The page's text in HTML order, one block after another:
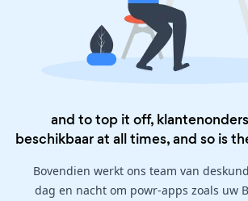
and to top it off,
beschikbaar at all times, and so is
Bovendien werkt ons team van
dag en nacht om powr-apps zoals uw